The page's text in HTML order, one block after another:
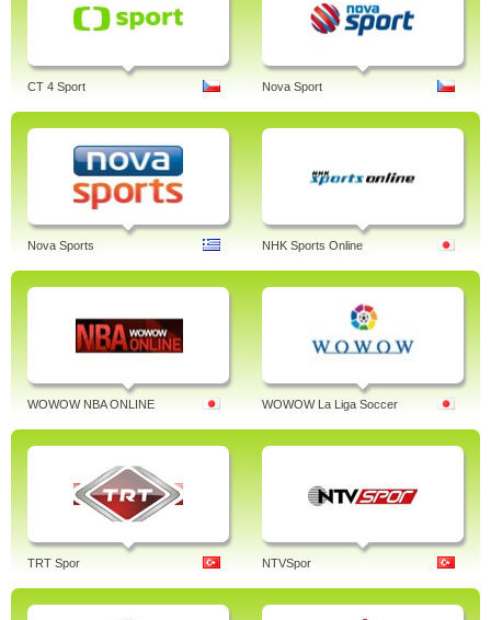
CT 4 Sport Nova Sport
Nova Sports NHK Sports Online
WOWOW NBA ONLINE WOWOW La Liga Soccer
TRT Spor NTVSpor